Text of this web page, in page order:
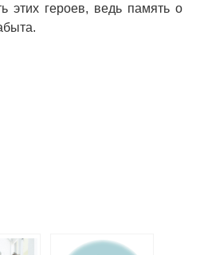
этих героев, ведь память о